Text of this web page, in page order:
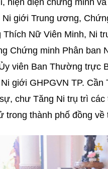
hiện diện chứng minh
giới Trung ương,
Thích Nữ Viên Minh, Ni
Chứng minh Phân ban
viên Ban Thường trực
giới GHPGVN TP.
chư Tăng Ni trụ trì
trong thành phố đồng về